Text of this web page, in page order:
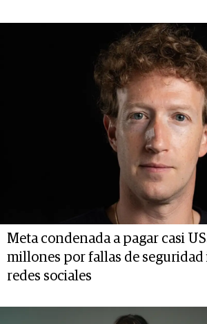
Meta condenada a pagar casi
millones por fallas de
redes sociales